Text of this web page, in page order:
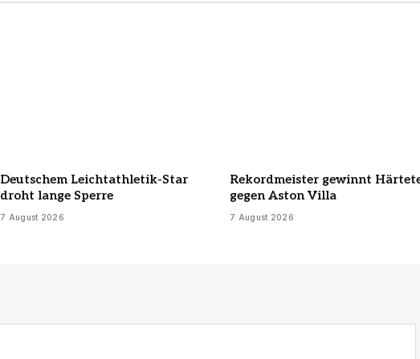
Deutschem Leichtathletik-Star
droht lange Sperre
7 August 2026
Rekordmeister gewinnt
gegen Aston Villa
7 August 2026